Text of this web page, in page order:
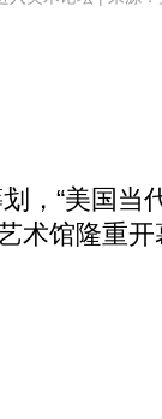
“美国当
术馆隆重开